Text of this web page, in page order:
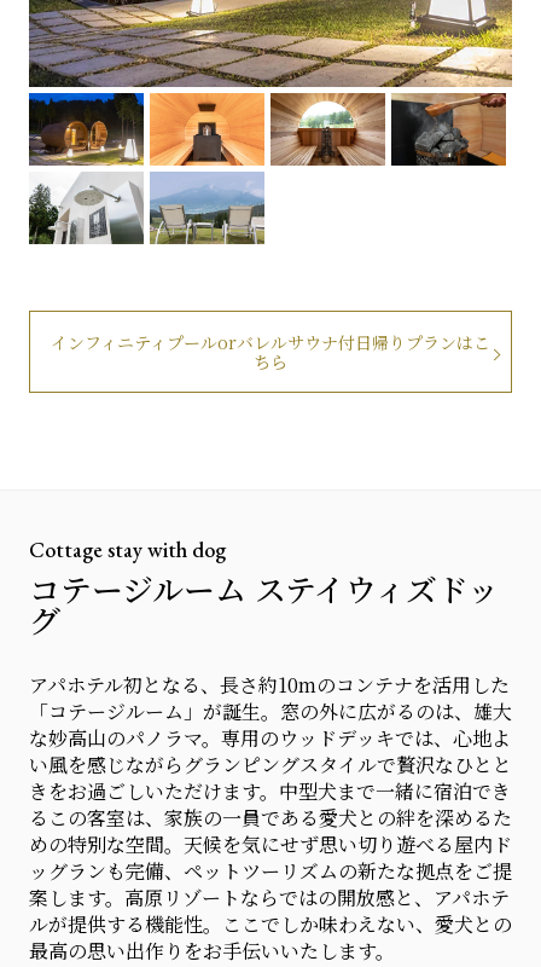
インフィニティプールorバレルサウナ付日帰りプランはこ
ちら
Cottage stay with dog
コテージルーム ステイウィズドッ
グ
アパホテル初となる、長さ約10mのコンテナを活用した
「コテージルーム」が誕生。窓の外に広がるのは、雄大
な妙高山のパノラマ。専用のウッドデッキでは、心地よ
い風を感じながらグランピングスタイルで贅沢なひとと
きをお過ごしいただけます。中型犬まで一緒に宿泊でき
るこの客室は、家族の一員である愛犬との絆を深めるた
めの特別な空間。天候を気にせず思い切り遊べる屋内ド
ッグランも完備、ペットツーリズムの新たな拠点をご提
案します。高原リゾートならではの開放感と、アパホテ
ルが提供する機能性。ここでしか味わえない、愛犬との
最高の思い出作りをお手伝いいたします。